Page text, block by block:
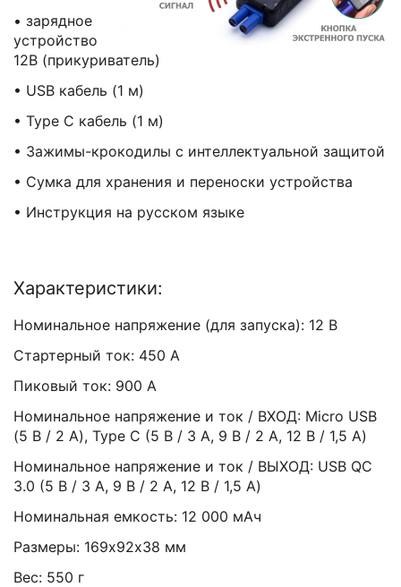
• зарядное
устройство
12В (прикуриватель)
• USB кабель (1 м)
• Type C кабель (1 м)
• Зажимы-крокодилы с интеллектуальной защитой
• Сумка для хранения и переноски устройства
• Инструкция на русском языке
Характеристики:
Номинальное напряжение (для запуска): 12 В
Стартерный ток: 450 А
Пиковый ток: 900 А
Номинальное напряжение и ток / ВХОД: Мicro USB
(5 В / 2 А), Type C (5 В / 3 А, 9 В / 2 А, 12 В / 1,5 А)
Номинальное напряжение и ток / ВЫХОД: USB QC
3.0 (5 В / 3 А, 9 В / 2 А, 12 В / 1,5 А)
Номинальная емкость: 12 000 мАч
Размеры: 169х92х38 мм
Вес: 550 г